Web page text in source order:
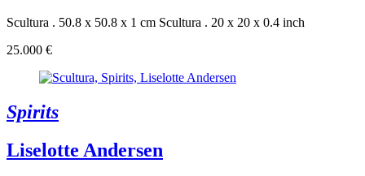
Scultura . 50.8 x 50.8 x 1 cm Scultura . 20 x 20 x 0.4 inch
25.000 €
Spirits
Liselotte Andersen